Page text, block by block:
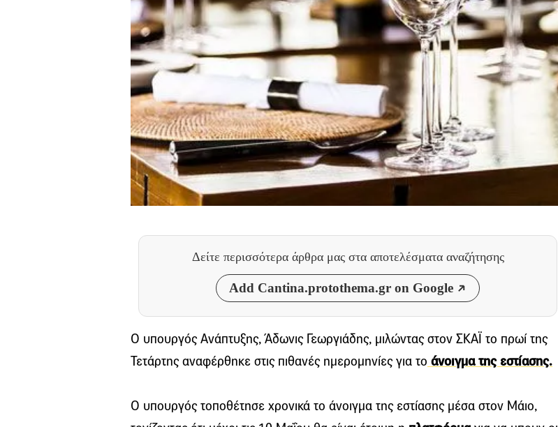
Δείτε περισσότερα άρθρα μας στα αποτελέσματα αναζήτησης
Add Cantina.protothema.gr on Google
O υπουργός Ανάπτυξης, Άδωνις Γεωργιάδης, μιλώντας στον ΣΚΑΪ το πρωί της
Τετάρτης αναφέρθηκε στις πιθανές ημερομηνίες για το άνοιγμα της εστίασης.
Ο υπουργός τοποθέτησε χρονικά το άνοιγμα της εστίασης μέσα στον Μάιο,